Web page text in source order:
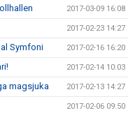
2017-03-09 16:08
2017-02-23 14:27
Symfoni 2017-02-16 16:20
2017-02-14 10:03
magsjuka 2017-02-13 14:27
2017-02-06 09:50